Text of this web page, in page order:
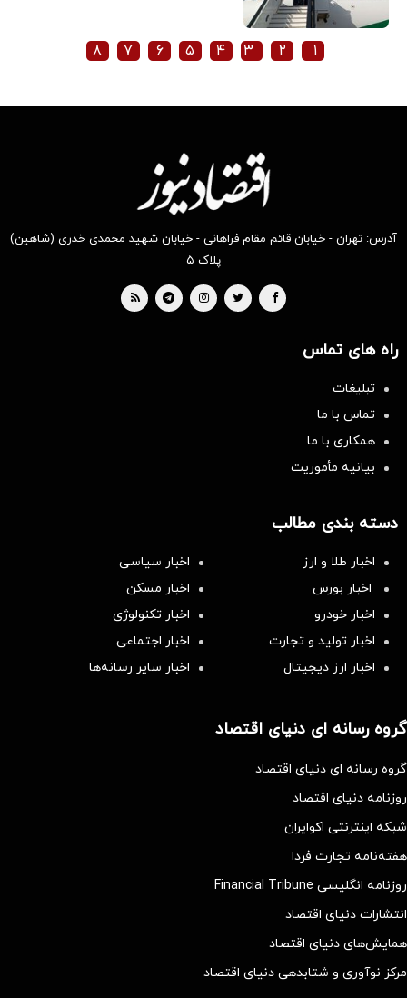
۱ ۲ ۳ ۴ ۵ ۶ ۷ ۸
آدرس: تهران - خیابان قائم مقام فراهانی - خیابان شهید محمدی خدری (شاهین)
پلاک ۵
راه های تماس
تبلیغات
تماس با ما
همکاری با ما
بیانیه مأموریت
دسته بندی مطالب
اخبار طلا و ارز
اخبار سیاسی
اخبار بورس
اخبار مسکن
اخبار خودرو
اخبار تکنولوژی
اخبار تولید و تجارت
اخبار اجتماعی
اخبار ارز دیجیتال
اخبار سایر رسانه‌‌ها
گروه رسانه ای دنیای اقتصاد
گروه رسانه ای دنیای اقتصاد
روزنامه دنیای اقتصاد
شبکه اینترنتی اکوایران
هفته‌نامه تجارت فردا
روزنامه انگلیسی Financial Tribune
انتشارات دنیای اقتصاد
همایش‌های دنیای اقتصاد
مرکز نوآوری و شتابدهی دنیای اقتصاد